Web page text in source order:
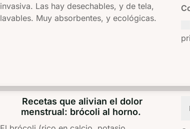
invasiva. Las hay desechables, y de tela,
lavables. Muy absorbentes, y ecológicas.
Recetas que alivian el dolor
menstrual: brócoli al horno.